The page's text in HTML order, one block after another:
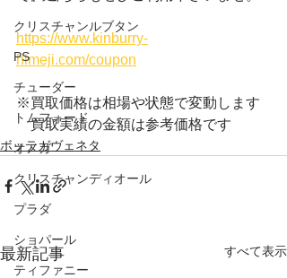
クリスチャンルブタン
PS
チューダー
トムフォード
オメガ
クリスチャンディオール
プラダ
ショパール
ティファニー
https://www.kinburry-
himeji.com/coupon
※買取価格は相場や状態で変動します
買取実績の金額は参考価格です
ボッテガヴェネタ
最新記事 すべて表示